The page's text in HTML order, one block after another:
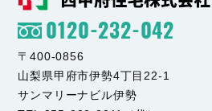
0120-232-042
〒400-0856
山梨県甲府市伊勢4丁目22-1
サンマリーナビル伊勢